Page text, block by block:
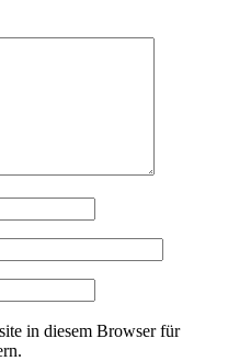
in diesem Browser für